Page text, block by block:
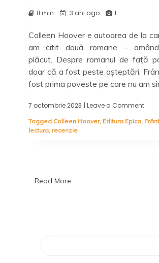
11 min 3 ani ago 1
Colleen Hoover e autoarea de la
am citit două romane –
plăcut. Despre romanul de față
doar că a fost peste așteptări.
fost prima poveste pe care nu am
7 octombrie 2023 | Leave a Comment
din
Tagged Colleen Hoover, Editura Epica,
lectura, recenzie
Read More